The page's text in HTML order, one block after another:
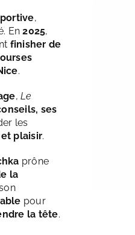
,
En2025,
finisher de
.
,Le
ses
les
plaisir.
prône
la
pour
la tête.